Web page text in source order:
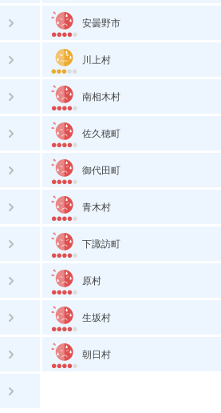
安曇野市
川上村
南相木村
佐久穂町
御代田町
青木村
下諏訪町
原村
生坂村
朝日村